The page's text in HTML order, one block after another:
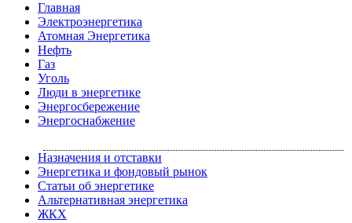
Главная
Электроэнергетика
Атомная Энергетика
Нефть
Газ
Уголь
Люди в энергетике
Энергосбережение
Энергоснабжение
Назначения и отставки
Энергетика и фондовый рынок
Статьи об энергетике
Альтернативная энергетика
ЖКХ